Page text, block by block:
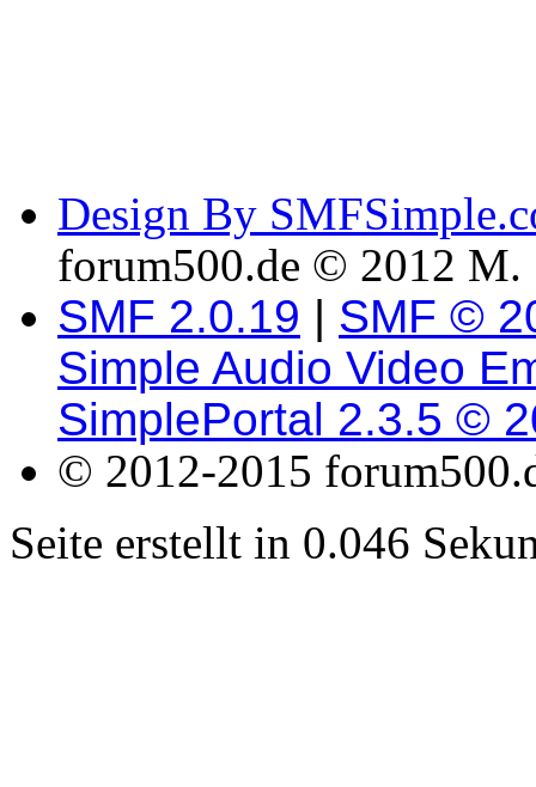
Design By
forum500.de © 2012 M.
SMF 2.0.19 | SMF ©
Simple Audio Video
SimplePortal 2.3.5 ©
© 2012-2015
Seite erstellt in 0.046